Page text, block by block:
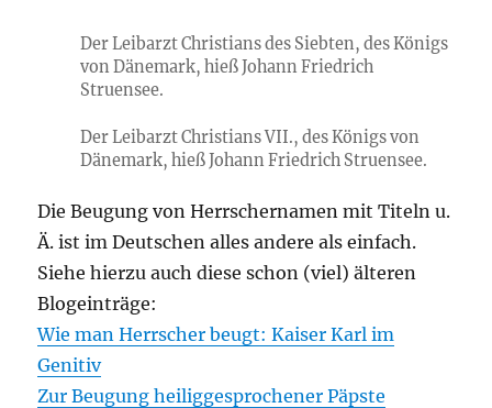
Der Leibarzt Christians des Siebten, des Königs
von Dänemark, hieß Johann Friedrich
Struensee.
Der Leibarzt Christians VII., des Königs von
Dänemark, hieß Johann Friedrich Struensee.
Die Beugung von Herrschernamen mit Titeln u.
Ä. ist im Deutschen alles andere als einfach.
Siehe hierzu auch diese schon (viel) älteren
Blogeinträge:
Wie man Herrscher beugt: Kaiser Karl im
Genitiv
Zur Beugung heiliggesprochener Päpste